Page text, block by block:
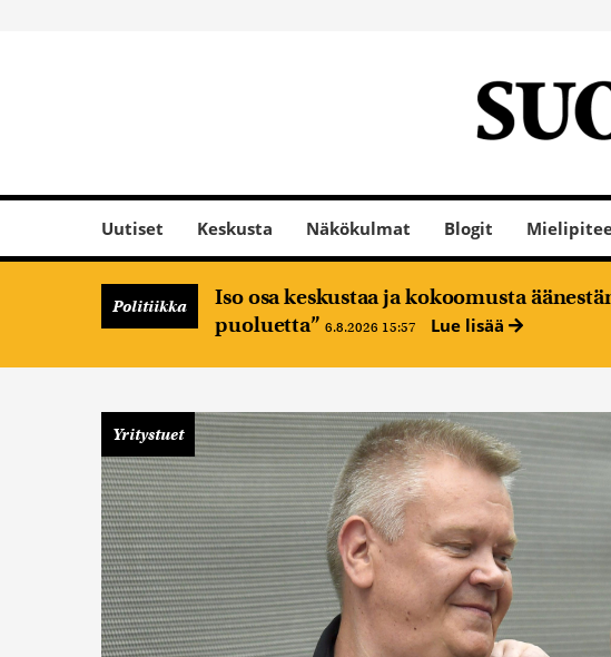
Uutiset Keskusta Näkökulmat Blogit
Politiikka
Iso osa keskustaa ja kokoomusta
puoluetta” 6.8.2026 15:57 Lue lisää
Yritystuet